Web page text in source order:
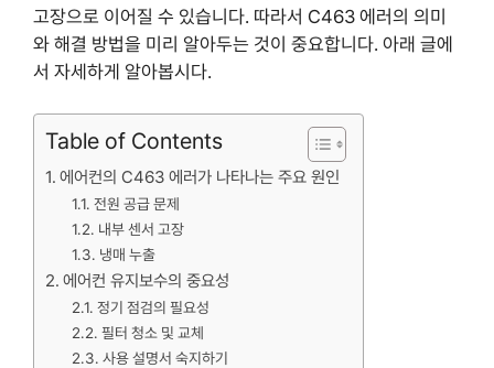
고장으로 이어질 수 있습니다. 따라서 C463 에러의 의미
와 해결 방법을 미리 알아두는 것이 중요합니다. 아래 글에
서 자세하게 알아봅시다.
Table of Contents
에어컨의 C463 에러가 나타나는 주요 원인
전원 공급 문제
내부 센서 고장
냉매 누출
에어컨 유지보수의 중요성
정기 점검의 필요성
필터 청소 및 교체
사용 설명서 숙지하기